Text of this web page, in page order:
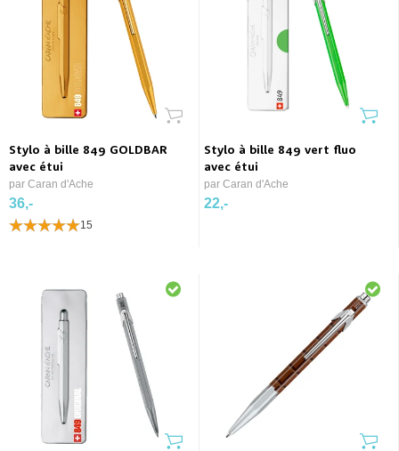
Stylo à bille 849 GOLDBAR
avec étui
par Caran d'Ache
36,-
15
Stylo à bille 849 vert fluo
avec étui
par Caran d'Ache
22,-